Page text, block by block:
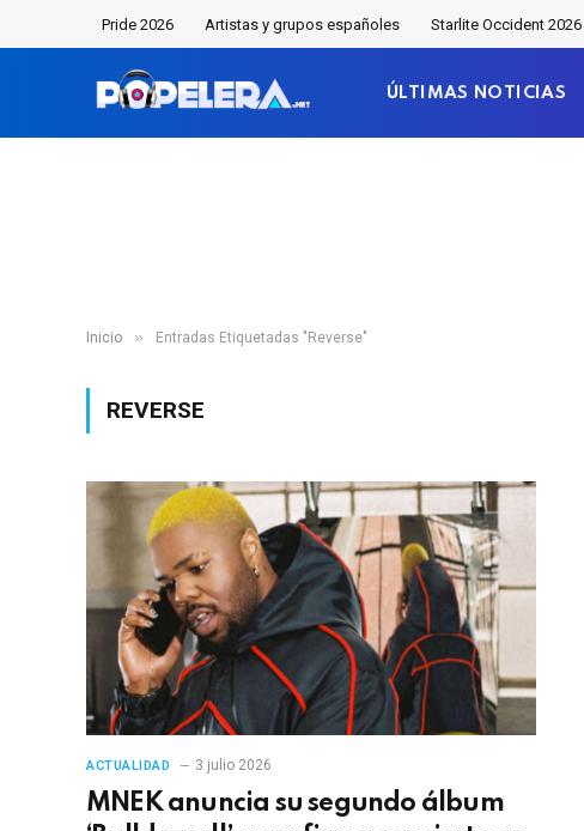
Pride 2026 Artistas y grupos españoles Starlite Occident 2026
ÚLTIMAS NOTICIAS
Inicio » Entradas Etiquetadas "Reverse"
REVERSE
ACTUALIDAD 3 julio 2026
MNEK anuncia su segundo álbum